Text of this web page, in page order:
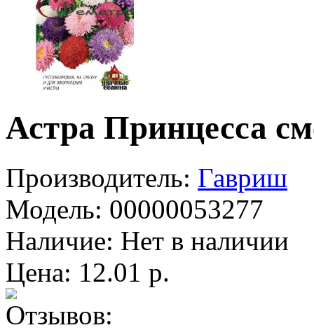
Астра Принцесса
Производитель: Гавриш
Модель: 00000053277
Наличие: Нет в наличии
Цена: 12.01 р.